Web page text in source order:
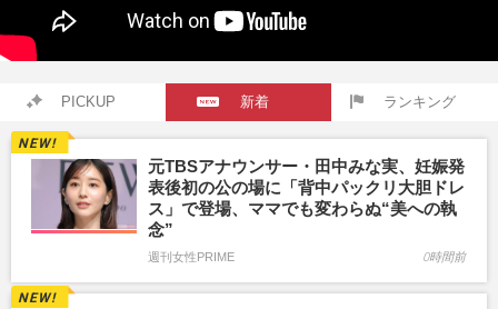
PICKUP 新着 ランキング
元TBSアナウンサー・田中みな実、妊娠発
表後初の公の場に「背中パックリ大胆ドレ
ス」で登場、ママでも変わらぬ“美への執
念”
週刊女性PRIME 0時間前